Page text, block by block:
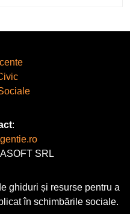
:
SRL
ghiduri și resurse pentru a
în schimbările sociale.